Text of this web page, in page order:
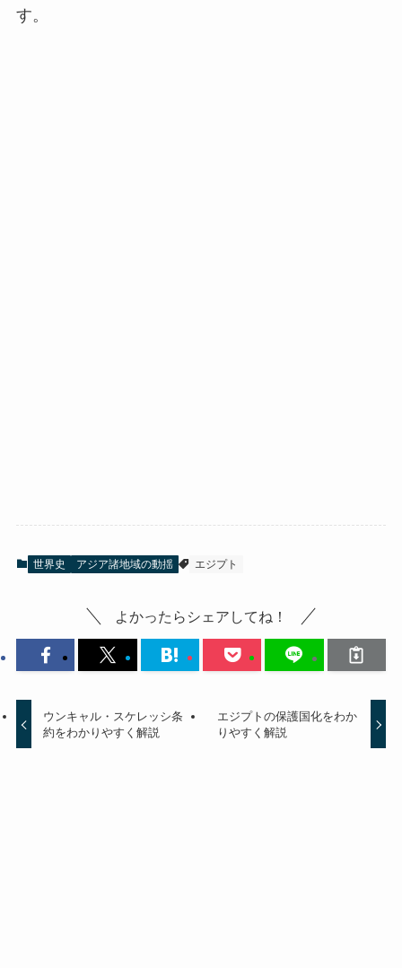
す。
世界史 アジア諸地域の動揺 エジプト
よかったらシェアしてね！
ウンキャル・スケレッシ条
約をわかりやすく解説
エジプトの保護国化をわか
りやすく解説